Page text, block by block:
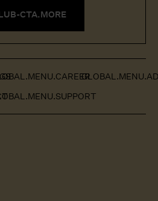
CTA.MORE